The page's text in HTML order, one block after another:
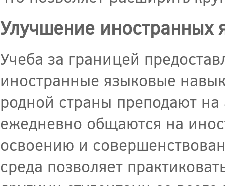
Улучшение иностранных
Учеба за границей
иностранные языковые
родной страны преподают на
ежедневно общаются на
освоению и
среда позволяет